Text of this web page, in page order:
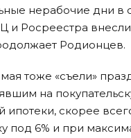
нерабочие дни в
и Росреестра
Родионцев.
тоже «съели»
на
ипотеки, скорее
под 6% и при